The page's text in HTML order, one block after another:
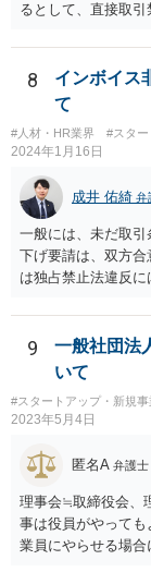
るとして、直接取
請求を受ける）可
結するなど話をま
示板は法律相談に
と考えられます。
行った場合、A社か
可能性も否定はで
にしても、A社に上
貰える状況かとい
8
インボイス
て
#人材・HR業界 #スタ
2024年1月16日
成井 佑綺 弁
一般には、未だ取
下げ要請は、双方
は独占禁止法違反
（以下「差額」。
結交渉の段階で減
するものではない
４条第１項第５号）
なる可能性もあり
き、その他仕入れ
良いでしょう。 参
インボイス制度への
eline/unyoukijun/
9
一般社団法
いて
#スタートアップ・新規事
2023年5月4日
匿名A 弁護士
理事会≒取締役会、
事は役員がやって
業員にやらせる場